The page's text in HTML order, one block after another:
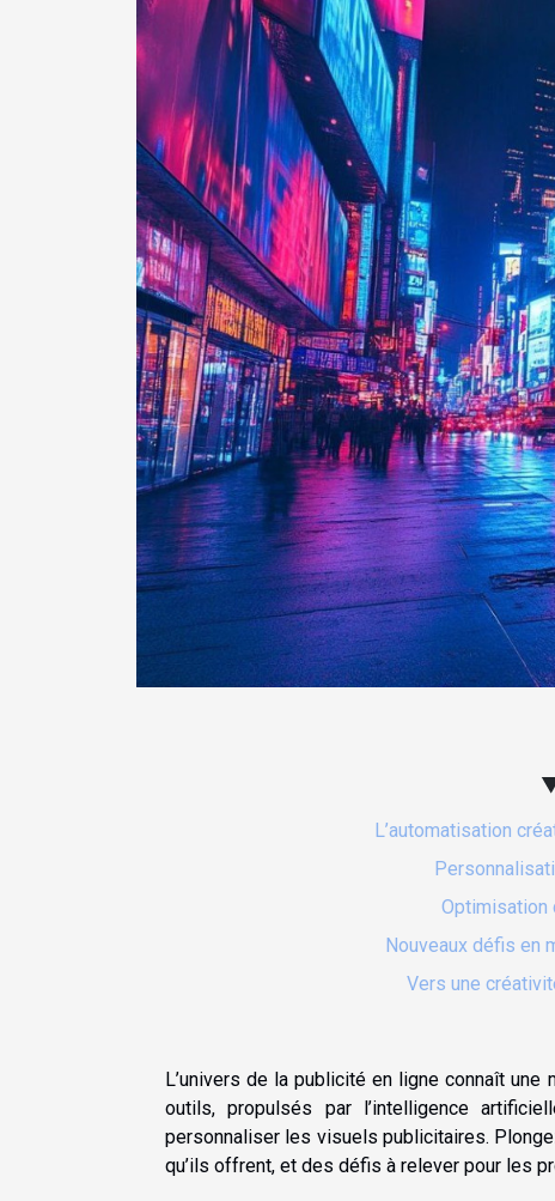
L’automatisation
Optimisation
Nouveaux défis en
Vers une
L’univers de la publicité en ligne connaît une
outils, propulsés par l’intelligence
personnaliser les visuels publicitaires.
qu’ils offrent, et des défis à relever pour les